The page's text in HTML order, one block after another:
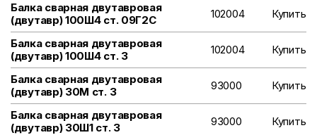
Балка сварная двутавровая
(двутавр) 100Ш4 ст. 09Г2С
102004 Купить
Балка сварная двутавровая
(двутавр) 100Ш4 ст. 3
102004 Купить
Балка сварная двутавровая
(двутавр) 30М ст. 3
93000 Купить
Балка сварная двутавровая
(двутавр) 30Ш1 ст. 3
93000 Купить